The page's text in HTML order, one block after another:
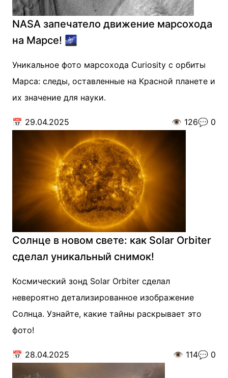
NASA запечатело движение марсохода
на Марсе! 🌌
Уникальное фото марсохода Curiosity с орбиты
Марса: следы, оставленные на Красной планете и
их значение для науки.
📅 29.04.2025 👁️ 126💬 0
Солнце в новом свете: как Solar Orbiter
сделал уникальный снимок!
Космический зонд Solar Orbiter сделал
невероятно детализированное изображение
Солнца. Узнайте, какие тайны раскрывает это
фото!
📅 28.04.2025 👁️ 114💬 0